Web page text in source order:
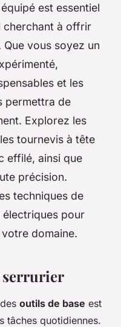
est essentiel
cherchant à offrir
vous soyez un
et les
permettra de
Explorez les
tournevis à tête
effilé, ainsi que
précision.
techniques de
pour
domaine.
serrurier
outils de base est
tâches quotidiennes.